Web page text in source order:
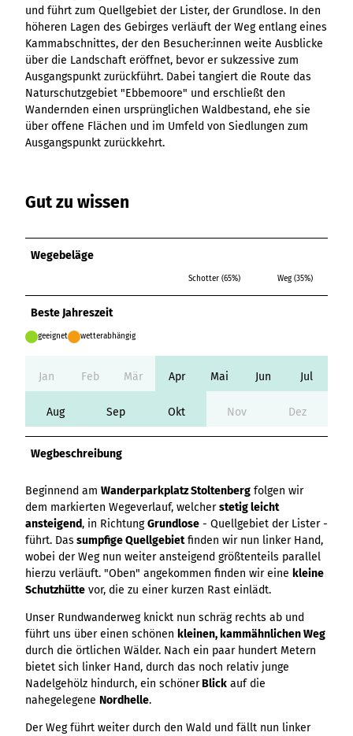
Hambur
ger
Menü -
Variante
3
Hambur
ger
Menü -
Variante
Variante 0
Variante 1
Kachel &
Kachelwand
Übersicht
3er-Raster
4er-Raster
Kachel-Slider
Link-Liste
Mediengalerie
Übersicht
Variante 0
Variante 1
Variante 2
Mini-Teaser
Silhouette
Variante 0
Variante 1
XXL-Galerie
Variante 3
Variante 4
Zitat
Ergebnisliste
Ergebnisliste: div
Filter zu Höhen
Ergebnisliste:
individueller Filter
"beste Reisezeit"
Übersicht
Ergebnisliste
Intelligenz trifft
Content Creation:
Der KI-Wizard und
KI-Checker in
one.data
Übersicht
Variante 0
Variante 1
destination.epaper
destination.guestcard
destination.highlight
destination.html
destination.imageclick
destination.mediawall
destination.tab
destination.teaserwall
destination.tide
destination.topspot
Übersicht
Variante 0
destination.trilogy
Übersicht
und führt zum Quellgebiet der Lister, der Grundlose. In den
höheren Lagen des Gebirges verläuft der Weg entlang eines
Kammabschnittes, der den Besucher:innen weite Ausblicke
über die Landschaft eröffnet, bevor er sukzessive zum
Ausgangspunkt zurückführt. Dabei tangiert die Route das
Naturschutzgebiet "Ebbemoore" und erschließt den
Wandernden einen ursprünglichen Waldbestand, ehe sie
über offene Flächen und im Umfeld von Siedlungen zum
Ausgangspunkt zurückkehrt.
Gut zu wissen
Wegebeläge
Schotter (65%) Weg (35%)
Beste Jahreszeit
geeignet wetterabhängig
Jan Feb Mär Apr Mai Jun Jul
Aug Sep Okt Nov Dez
Wegbeschreibung
Beginnend am Wanderparkplatz Stoltenberg folgen wir
dem markierten Wegeverlauf, welcherstetig leicht
ansteigend, in RichtungGrundlose - Quellgebiet der Lister -
führt. Das sumpfige Quellgebietfinden wir nun linker Hand,
wobei der Weg nun weiter ansteigend größtenteils parallel
hierzu verläuft. "Oben" angekommen finden wir eine kleine
Schutzhütte vor, die zu einer kurzen Rast einlädt.
Unser Rundwanderweg knickt nun schräg rechts ab und
führt uns über einen schönen kleinen, kammähnlichen Weg
durch die örtlichen Wälder. Nach ein paar hundert Metern
bietet sich linker Hand, durch das noch relativ junge
Nadelgehölz hindurch, ein schönerBlick auf die
nahegelegene Nordhelle.
Der Weg führt weiter durch den Wald und fällt nun linker